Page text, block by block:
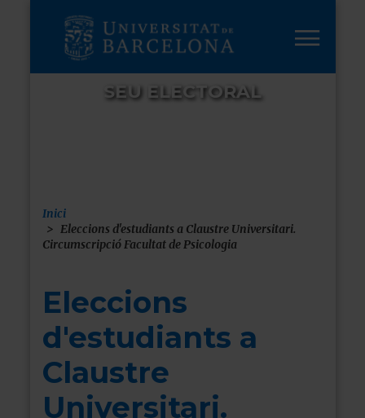
contingut
SEU ELECTORAL
Fil
d'ariadna
Inici
Eleccions d'estudiants a Claustre Universitari.
Circumscripció Facultat de Psicologia
Eleccions
d'estudiants a
Claustre
Universitari.